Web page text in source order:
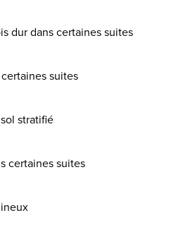
dur dans certaines suites
suites
stratifié
certaines suites